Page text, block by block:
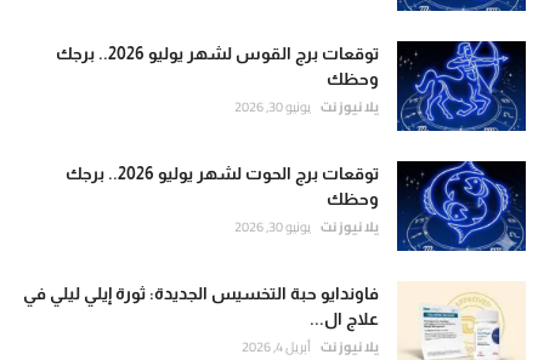
توقعات برج القوس لشهر يوليو 2026.. برجك
وحظك
يلا نيوز نت يونيو 30, 2026
توقعات برج الحوت لشهر يوليو 2026.. برجك
وحظك
يلا نيوز نت يونيو 30, 2026
فاوندايو حبة التخسيس الجديدة: ثورة إيلي ليلي في
علاج ال...
يلا نيوز نت أبريل 4, 2026